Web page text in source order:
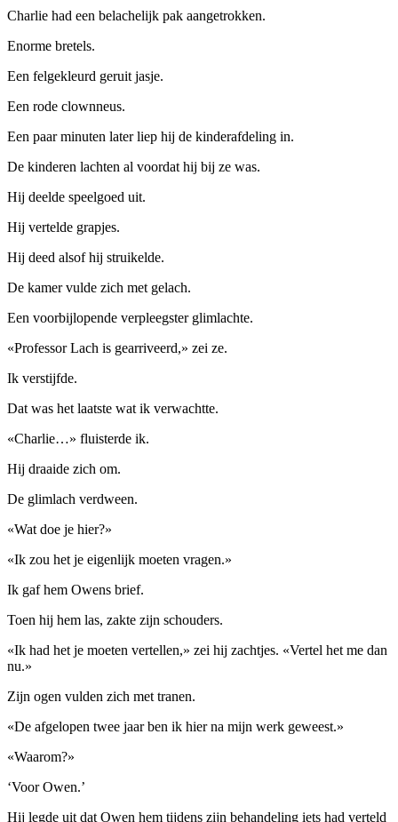
Charlie had een belachelijk pak aangetrokken.
Enorme bretels.
Een felgekleurd geruit jasje.
Een rode clownneus.
Een paar minuten later liep hij de kinderafdeling in.
De kinderen lachten al voordat hij bij ze was.
Hij deelde speelgoed uit.
Hij vertelde grapjes.
Hij deed alsof hij struikelde.
De kamer vulde zich met gelach.
Een voorbijlopende verpleegster glimlachte.
«Professor Lach is gearriveerd,» zei ze.
Ik verstijfde.
Dat was het laatste wat ik verwachtte.
«Charlie…» fluisterde ik.
Hij draaide zich om.
De glimlach verdween.
«Wat doe je hier?»
«Ik zou het je eigenlijk moeten vragen.»
Ik gaf hem Owens brief.
Toen hij hem las, zakte zijn schouders.
«Ik had het je moeten vertellen,» zei hij zachtjes. «Vertel het me dan
nu.»
Zijn ogen vulden zich met tranen.
«De afgelopen twee jaar ben ik hier na mijn werk geweest.»
«Waarom?»
‘Voor Owen.’
Hij legde uit dat Owen hem tijdens zijn behandeling iets had verteld